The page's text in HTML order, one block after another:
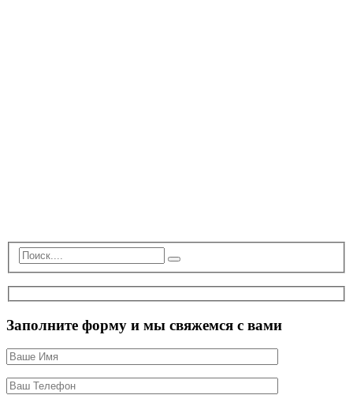
Заполните форму и мы свяжемся с вами